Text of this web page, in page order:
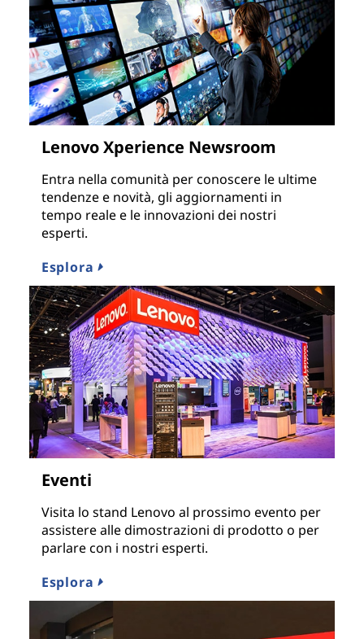
Lenovo Xperience Newsroom
Entra nella comunità per conoscere le ultime
tendenze e novità, gli aggiornamenti in
tempo reale e le innovazioni dei nostri
esperti.
Esplora
Eventi
Visita lo stand Lenovo al prossimo evento per
assistere alle dimostrazioni di prodotto o per
parlare con i nostri esperti.
Esplora